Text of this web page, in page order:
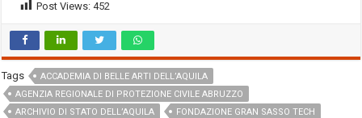
Post Views: 452
Tags
ACCADEMIA DI BELLE ARTI DELL’AQUILA
AGENZIA REGIONALE DI PROTEZIONE CIVILE ABRUZZO
ARCHIVIO DI STATO DELL’AQUILA
FONDAZIONE GRAN SASSO TECH